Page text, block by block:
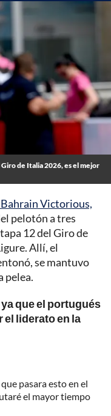
de Italia 2026, es el mejor
Victorious,
pelotón a tres
12 del Giro de
Allí, el
se mantuvo
pelea.
que el portugués
liderato en la
pasara esto en el
el mayor tiempo